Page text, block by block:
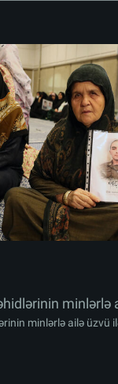
minlərlə
minlərlə
minlərlə ailə üzvü